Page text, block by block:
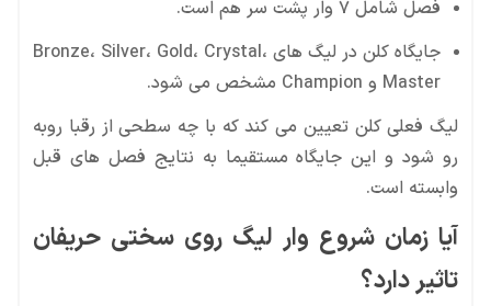
فصل شامل ۷ وار پشت سر هم است.
جایگاه کلن در لیگ های Bronze، Silver، Gold، Crystal،
Master و Champion مشخص می شود.
لیگ فعلی کلن تعیین می کند که با چه سطحی از رقبا روبه
رو شود و این جایگاه مستقیما به نتایج فصل های قبل
وابسته است.
آیا زمان شروع وار لیگ روی سختی حریفان
تاثیر دارد؟